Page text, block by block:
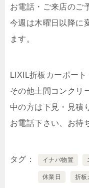
お電話・ご来店のご
今週は木曜日以降に
ます。
LIXIL折板カーポー
その他土間コンクリ
中の方は下見・見積
お電話下さい、お待
タグ イナバ物置
休業日 折板